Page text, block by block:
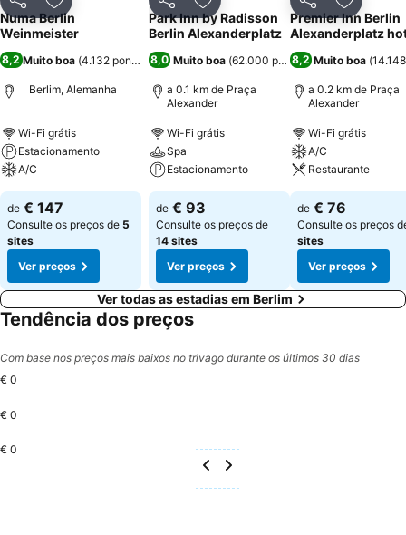
tratamentos corporais e comodidades para churrasco. O
restaurante do Hotel serve um buffet de café da manhã (pequeno
PartilharAdicionar aos favoritos
Numa Berlin
Weinmeister
8,2 Muito boa (4.132 pontuações )
Berlim, Alemanha
Wi-Fi grátis
Estacionamento
A/C
de € 147
Consulte os preços de 5
sites
Ver preços
PartilharAdicionar aos favoritos
Park Inn by Radisson
Berlin Alexanderplatz
8,0 Muito boa (62.000 pontuações)
a 0.1 km de Praça
Alexander
Wi-Fi grátis
Spa
Estacionamento
de € 93
Consulte os preços de
14 sites
Ver preços
Partilhar
Premier Inn Berlin
Alexanderplatz
8,2 Muito boa (
a 0.2 km de Praça
Alexander
Wi-Fi grátis
A/C
Restaurante
de € 76
Consulte os preços
sites
Ver preços
Ver todas as estadias em Berlim
Tendência dos preços
Com base nos preços mais baixos no trivago durante os últimos 30 dias
€ 0
€ 0
€ 0